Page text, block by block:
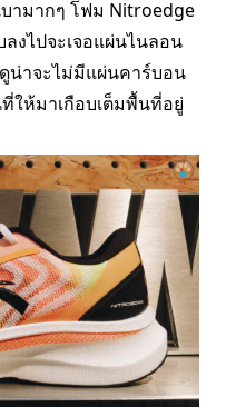
บามากๆ โฟม Nitroedge
งไปจะเจอแผ่นไนลอน
น่าจะไม่มีแผ่นคาร์บอน
ให้มาเกือบเต็มพื้นที่อยู่